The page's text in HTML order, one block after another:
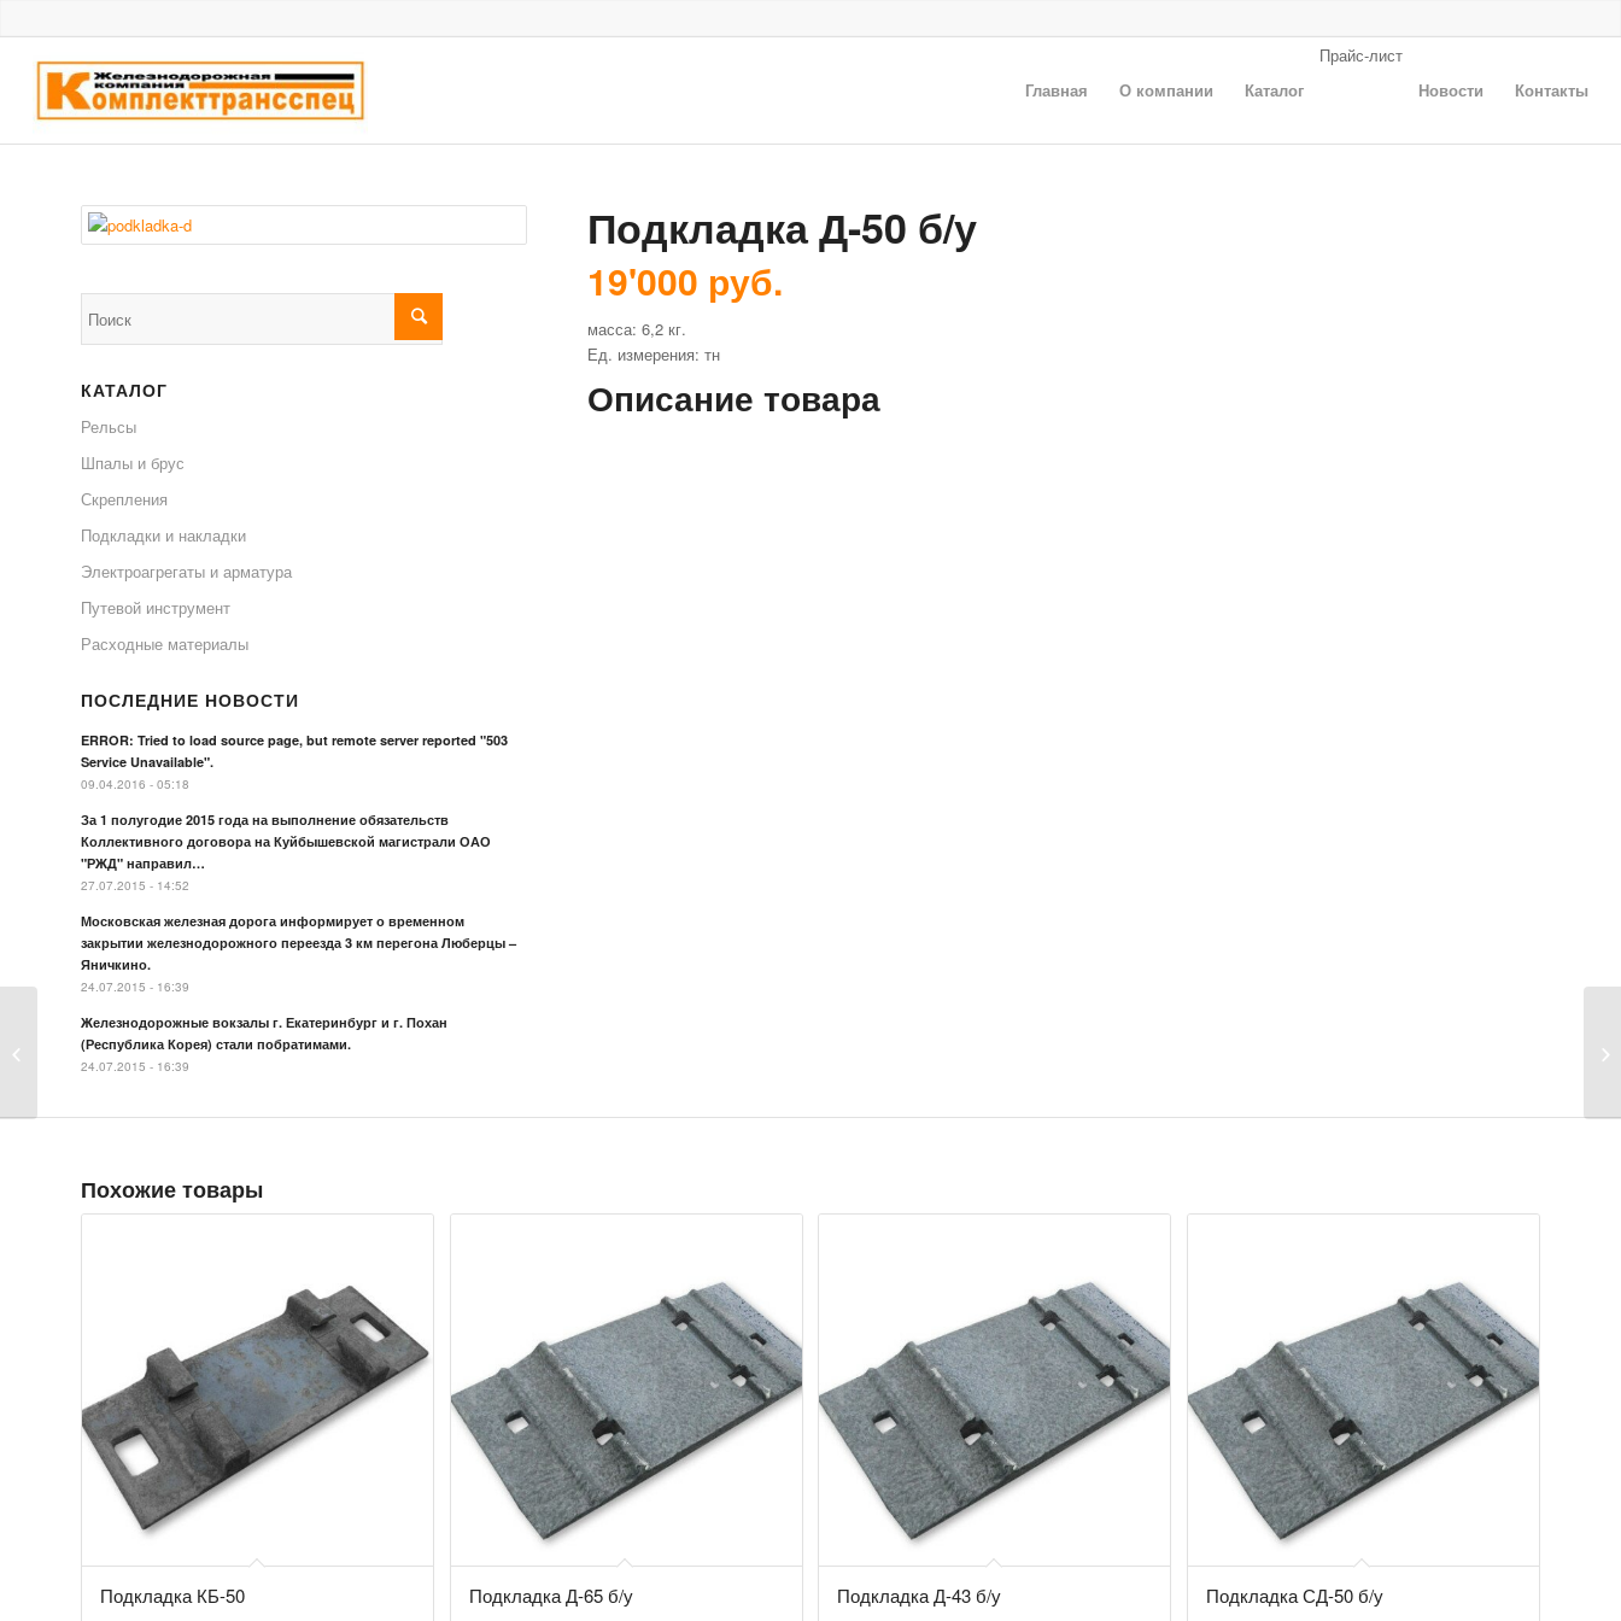
Главная О компании Каталог
Прайс-лист
Новости
Контакты
КАТАЛОГ
Рельсы
Шпалы и брус
Скрепления
Подкладки и накладки
Электроагрегаты и арматура
Путевой инструмент
Расходные материалы
ПОСЛЕДНИЕ НОВОСТИ
ERROR: Tried to load source page, but remote server reported "503
Service Unavailable".
09.04.2016 - 05:18
За 1 полугодие 2015 года на выполнение обязательств
Коллективного договора на Куйбышевской магистрали ОАО
"РЖД" направил…
27.07.2015 - 14:52
Московская железная дорога информирует о временном
закрытии железнодорожного переезда 3 км перегона Люберцы –
Яничкино.
24.07.2015 - 16:39
Железнодорожные вокзалы г. Екатеринбург и г. Похан
(Республика Корея) стали побратимами.
24.07.2015 - 16:39
Подкладка Д-50 б/у
19'000 руб.
масса: 6,2 кг.
Ед. измерения: тн
Описание товара
Похожие товары
Подкладка КБ-50 Подкладка Д-65 б/у Подкладка Д-43 б/у Подкладка СД-50 б/у
Подкладка Д-50